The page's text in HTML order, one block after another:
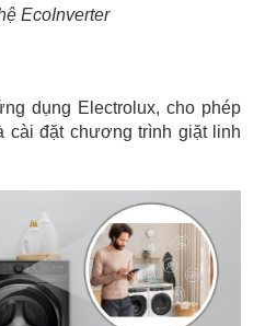
EcoInverter
dụng Electrolux, cho phép
cài đặt chương trình giặt linh